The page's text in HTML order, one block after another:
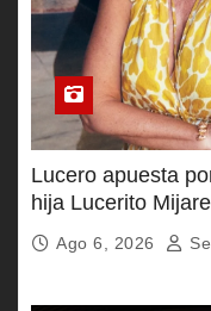
Lucero apuesta
hija Lucerito
Ago 6, 2026